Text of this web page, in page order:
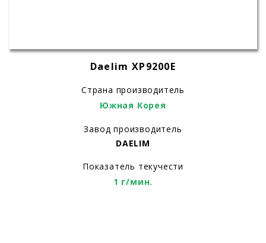
Daelim XP9200E
Страна производитель
Южная Корея
Завод производитель
DAELIM
Показатель текучести
1 г/мин.